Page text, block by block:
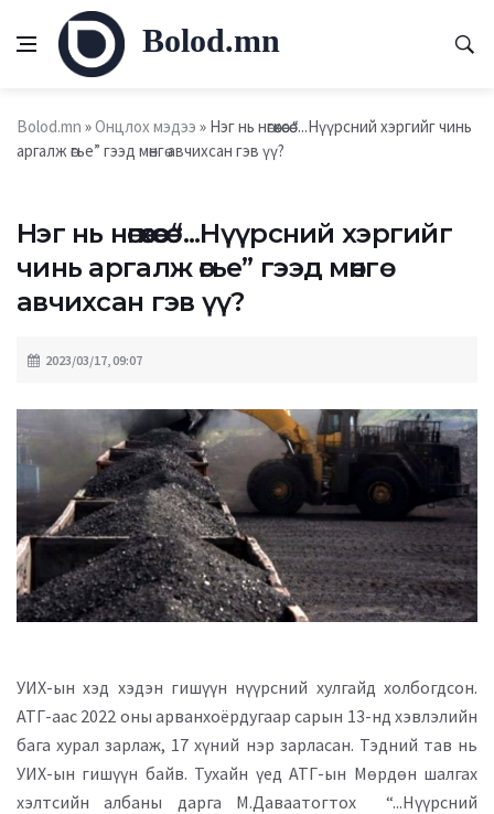
Bolod.mn
Bolod.mn »Онцлох мэдээ » Нэг нь нөгөөхөөсөө “...Нүүрсний хэргийг чинь
аргалж өгье” гээд мөнгө авчихсан гэв үү?
Нэг нь нөгөөхөөсөө “...Нүүрсний хэргийг
чинь аргалж өгье” гээд мөнгө
авчихсан гэв үү?
2023/03/17, 09:07
УИХ-ын хэд хэдэн гишүүн нүүрсний хулгайд холбогдсон.
АТГ-аас 2022 оны арванхоёрдугаар сарын 13-нд хэвлэлийн
бага хурал зарлаж, 17 хүний нэр зарласан. Тэдний тав нь
УИХ-ын гишүүн байв. Тухайн үед АТГ-ын Мөрдөн шалгах
хэлтсийн албаны дарга М.Даваатогтох “...Нүүрсний